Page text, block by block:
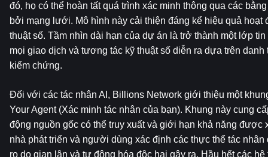
đó, họ có thể hoàn tất quá trình xác minh thông qua các
bởi mạng lưới. Mô hình này cải thiện đáng kể hiệu quả hoạt
thuật số. Tầm nhìn dài hạn của dự án là trở thành một lớp
mọi giao dịch và tương tác kỹ thuật số diễn ra dựa trên danh
kiểm chứng.
Đối với các tác nhân AI, Billions Network giới thiệu một
Your Agent (Xác minh tác nhân của bạn). Khung này cung
động nguồn gốc có thể truy xuất và giới hạn khả năng được
nhà phát triển và người dùng xác định các thực thể tác nhân
ro do gian lận và tự động hóa độc hại gây ra. Hầu hết các